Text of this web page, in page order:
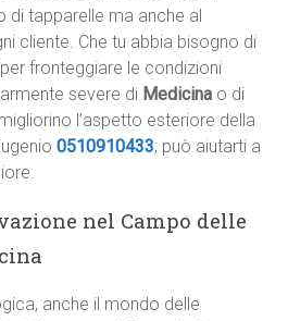
tapparelle ma anche al
cliente. Che tu abbia bisogno di
per fronteggiare le condizioni
severe di Medicina o di
l’aspetto esteriore della
0510910433; può aiutarti a
nel Campo delle
anche il mondo delle